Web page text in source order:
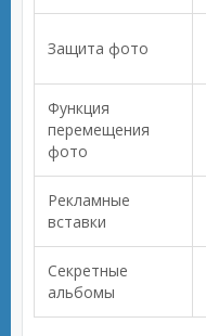
Защита фото
Функция
перемещения
фото
Рекламные
вставки
Секретные
альбомы